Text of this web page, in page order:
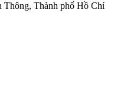
Thông, Thành phố Hồ Chí